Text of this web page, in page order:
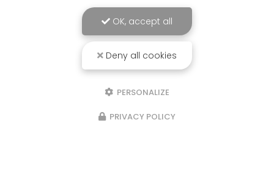
OK, accept all
Deny all cookies
PERSONALIZE
PRIVACY POLICY